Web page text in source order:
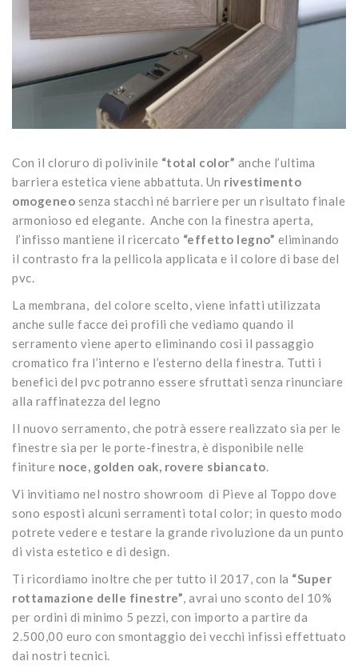
Con il cloruro di polivinile “total color” anche l’ultima
barriera estetica viene abbattuta. Un rivestimento
omogeneo senza stacchi né barriere per un risultato finale
armonioso ed elegante. Anche con la finestra aperta,
l’infisso mantiene il ricercato “effetto legno” eliminando
il contrasto fra la pellicola applicata e il colore di base del
pvc.
La membrana, del colore scelto, viene infatti utilizzata
anche sulle facce dei profili che vediamo quando il
serramento viene aperto eliminando così il passaggio
cromatico fra l’interno e l’esterno della finestra. Tutti i
benefici del pvc potranno essere sfruttati senza rinunciare
alla raffinatezza del legno
Il nuovo serramento, che potrà essere realizzato sia per le
finestre sia per le porte-finestra, è disponibile nelle
finiture noce, golden oak, rovere sbiancato.
Vi invitiamo nel nostro showroom di Pieve al Toppo dove
sono esposti alcuni serramenti total color; in questo modo
potrete vedere e testare la grande rivoluzione da un punto
di vista estetico e di design.
Ti ricordiamo inoltre che per tutto il 2017, con la “Super
rottamazione delle finestre”, avrai uno sconto del 10%
per ordini di minimo 5 pezzi, con importo a partire da
2.500,00 euro con smontaggio dei vecchi infissi effettuato
dai nostri tecnici.